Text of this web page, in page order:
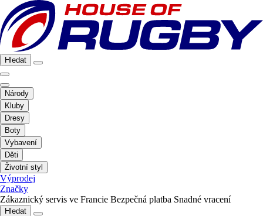
Hledat
Národy
Kluby
Dresy
Boty
Vybavení
Děti
Životní styl
Výprodej
Značky
Zákaznický servis ve Francie Bezpečná platba Snadné vracení
Hledat